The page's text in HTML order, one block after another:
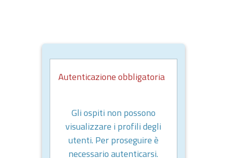
Autenticazione obbligatoria
Gli ospiti non possono
visualizzare i profili degli
utenti. Per proseguire è
necessario autenticarsi.